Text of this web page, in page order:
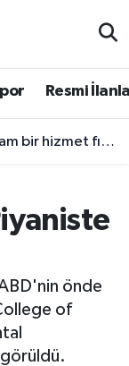
Resmi
fırtınası var"
önde
of